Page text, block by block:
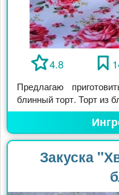
4.8
Предлагаю
блинный торт. Торт из
Закуска